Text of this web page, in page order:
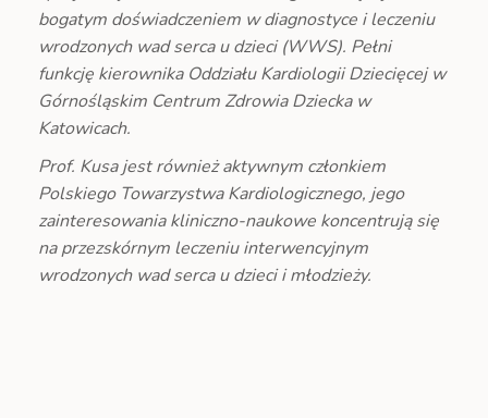
bogatym doświadczeniem w diagnostyce i leczeniu
wrodzonych wad serca u dzieci (WWS). Pełni
funkcję kierownika Oddziału Kardiologii Dziecięcej w
Górnośląskim Centrum Zdrowia Dziecka w
Katowicach.
Prof. Kusa jest również aktywnym członkiem
Polskiego Towarzystwa Kardiologicznego, jego
zainteresowania kliniczno-naukowe koncentrują się
na przezskórnym leczeniu interwencyjnym
wrodzonych wad serca u dzieci i młodzieży.